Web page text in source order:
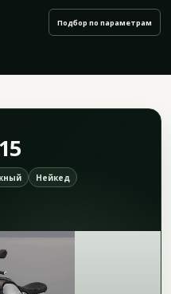
Подбор по параметрам
Нейкед